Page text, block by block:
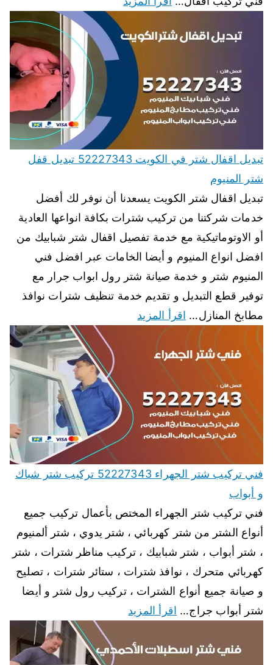
تبديل اقفال شتر في الكويت 52227343 تبديل قفل
شتر المنيوم
تبديل اقفال شتر الكويت يسعدنا أن نوفر لك أفضل
خدمات شركتنا من تركيب شترات بكافة انواعها العادية
أو الاوتوماتيكية مع خدمة تفصيل اقفال شتر شبابيك من
افضل انواع المنيوم و أيضا الخامات عبر افضل فني
المنيوم شتر و خدمة صيانة شتر رول ابواب جرار مع
توفير قطع التبديل و تقديم خدمة تنظيف شترات نوافذ
مطابخ المنازل… اقرأ المزيد
فني تركيب شتر الجهراء 52227343 تركيب شتر شباك
و أبواب
فني تركيب شتر الجهراء المختص بأعمال تركيب جميع
أنواع الشتر من شتر كهربائي ، شتر يدوي ، شتر ألمنيوم
، شتر أبواب ، شتر شبابيك ، تركيب مناظر شترات ، شتر
كهربائي متحرك ، نوافذ شترات ، ستائر شترات ، تصليح
و صيانة جميع أنواع الشترات ، تركيب رول شتر و أيضا
شتر أبواب جراج… اقرأ المزيد